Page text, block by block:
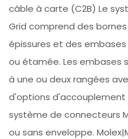
câble à carte (C2B) Le
Grid comprend des
épissures et des
ou étamée. Les embases
à une ou deux rangées
d'options
système de connecteurs
ou sans enveloppe.